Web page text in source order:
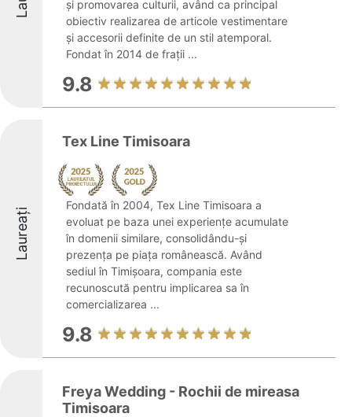
și promovarea culturii, având ca principal
obiectiv realizarea de articole vestimentare
și accesorii definite de un stil atemporal.
Fondat în 2014 de frații ...
9.8
Laureați
Tex Line Timisoara
Fondată în 2004, Tex Line Timisoara a
evoluat pe baza unei experiențe acumulate
în domenii similare, consolidându-și
prezența pe piața românească. Având
sediul în Timișoara, compania este
recunoscută pentru implicarea sa în
comercializarea ...
9.8
Freya Wedding - Rochii de mireasa
Timisoara